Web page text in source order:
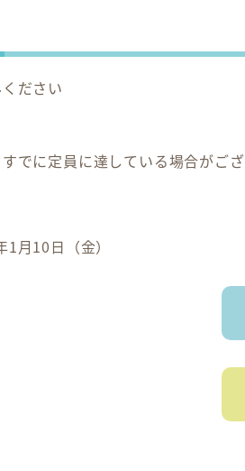
ださい
でに定員に達している場合がご
月10日（金）